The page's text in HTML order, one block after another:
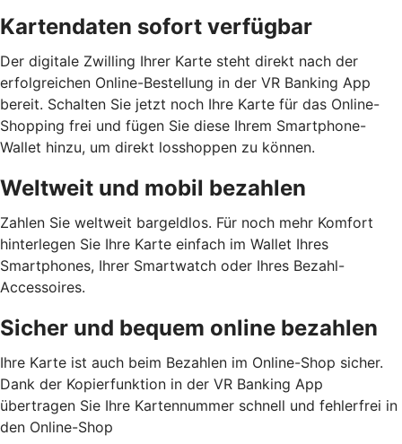
Kartendaten sofort verfügbar
Der digitale Zwilling Ihrer Karte steht direkt nach der
erfolgreichen Online-Bestellung in der VR Banking App
bereit. Schalten Sie jetzt noch Ihre Karte für das Online-
Shopping frei und fügen Sie diese Ihrem Smartphone-
Wallet hinzu, um direkt losshoppen zu können.
Weltweit und mobil bezahlen
Zahlen Sie weltweit bargeldlos. Für noch mehr Komfort
hinterlegen Sie Ihre Karte einfach im Wallet Ihres
Smartphones, Ihrer Smartwatch oder Ihres Bezahl-
Accessoires.
Sicher und bequem online bezahlen
Ihre Karte ist auch beim Bezahlen im Online-Shop sicher.
Dank der Kopierfunktion in der VR Banking App
übertragen Sie Ihre Kartennummer schnell und fehlerfrei in
den Online-Shop